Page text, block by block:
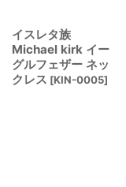
イスレタ族
Michael kirk イー
グルフェザー ネッ
クレス [KIN-0005]